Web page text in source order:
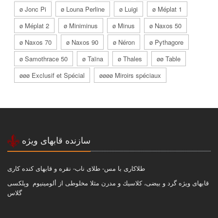
ø Jonc Pi
ø Louna Perline ø Luigi
ø Méplat 1
ø Méplat 2
ø Miniminus ø Minus
ø Naxos 50
ø Naxos 70
ø Naxos 90 ø Néron
ø Pythagore
ø Samothrace 50
ø Taïna ø Thales
øø Table
øøø Exclusif et Spécial
øøøø Miroirs spéciaux
سازنده قابهاى ويژه
طلاكارى با مس- طلاى ناب- نقره و قابهاى كنده كارى
قابهاى ويژه گرد و بيضى، كلاسيك و مدرن مثلا مخلوطى از ألومينيوم وپلكسى
گلاس